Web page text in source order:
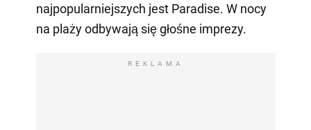
najpopularniejszych jest Paradise. W nocy
na plaży odbywają się głośne imprezy.
REKLAMA